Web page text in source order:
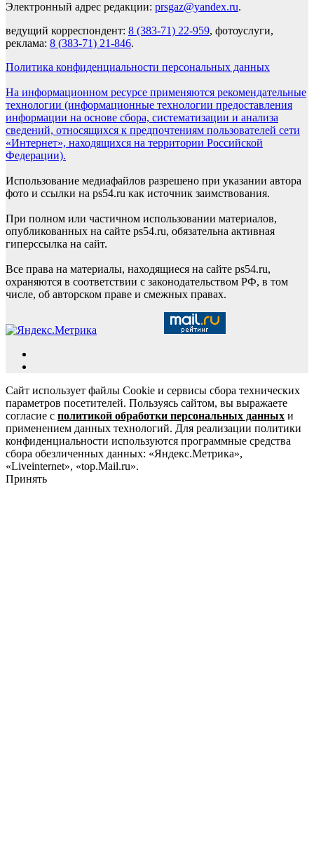
Электронный адрес редакции: prsgaz@yandex.ru.
ведущий корреспондент: 8 (383-71) 22-959, фотоуслуги,
реклама: 8 (383-71) 21-846.
Политика конфиденциальности персональных данных
На информационном ресурсе применяются рекомендательные
технологии (информационные технологии предоставления
информации на основе сбора, систематизации и анализа
сведений, относящихся к предпочтениям пользователей сети
«Интернет», находящихся на территории Российской
Федерации).
Использование медиафайлов разрешено при указании автора
фото и ссылки на ps54.ru как источник заимствования.
При полном или частичном использовании материалов,
опубликованных на сайте ps54.ru, обязательна активная
гиперссылка на сайт.
Все права на материалы, находящиеся на сайте ps54.ru,
охраняются в соответствии с законодательством РФ, в том
числе, об авторском праве и смежных правах.
Сайт использует файлы Cookie и сервисы сбора технических
параметров посетителей. Пользуясь сайтом, вы выражаете
согласие с политикой обработки персональных данных и
применением данных технологий. Для реализации политики
конфиденциальности используются программные средства
сбора обезличенных данных: «Яндекс.Метрика»,
«Liveinternet», «top.Mail.ru».
Принять